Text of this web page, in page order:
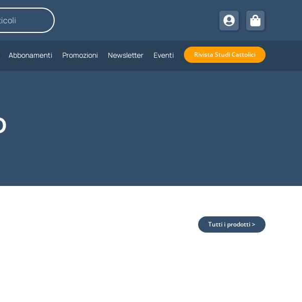
Abbonamenti Promozioni Newsletter Eventi Rivista Studi Cattolici
Tutti i prodotti >